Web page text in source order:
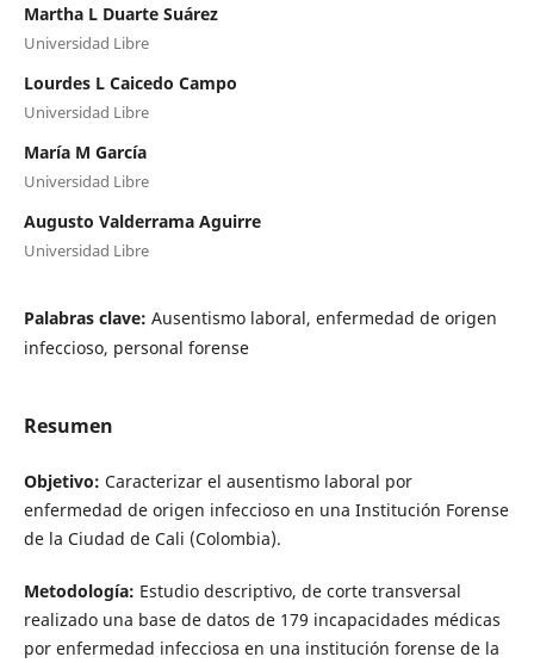
Martha L Duarte Suárez
Universidad Libre
Lourdes L Caicedo Campo
Universidad Libre
María M García
Universidad Libre
Augusto Valderrama Aguirre
Universidad Libre
Palabras clave: Ausentismo laboral, enfermedad de origen
infeccioso, personal forense
Resumen
Objetivo: Caracterizar el ausentismo laboral por
enfermedad de origen infeccioso en una Institución Forense
de la Ciudad de Cali (Colombia).
Metodología: Estudio descriptivo, de corte transversal
realizado una base de datos de 179 incapacidades médicas
por enfermedad infecciosa en una institución forense de la